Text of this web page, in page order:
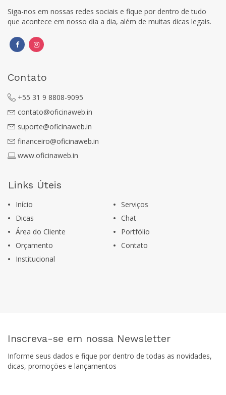
Siga-nos em nossas redes sociais e fique por dentro de tudo
que acontece em nosso dia a dia, além de muitas dicas legais.
Contato
+55 31 9 8808-9095
contato@oficinaweb.in
suporte@oficinaweb.in
financeiro@oficinaweb.in
www.oficinaweb.in
Links Úteis
Início
Serviços
Dicas
Chat
Área do Cliente
Portfólio
Orçamento
Contato
Institucional
Inscreva-se em nossa Newsletter
Informe seus dados e fique por dentro de todas as novidades,
dicas, promoções e lançamentos